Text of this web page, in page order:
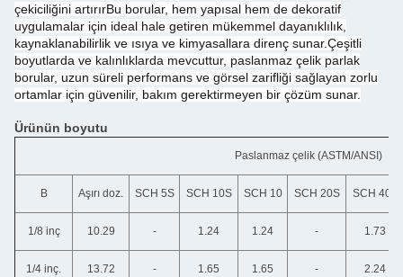
çekiciliğini artırırBu borular, hem yapısal hem de dekoratif
uygulamalar için ideal hale getiren mükemmel dayanıklılık,
kaynaklanabilirlik ve ısıya ve kimyasallara direnç sunar.Çeşitli
boyutlarda ve kalınlıklarda mevcuttur, paslanmaz çelik parlak
borular, uzun süreli performans ve görsel zarifliği sağlayan zorlu
ortamlar için güvenilir, bakım gerektirmeyen bir çözüm sunar.
Ürünün boyutu
Paslanmaz çelik (ASTM/ANSI)
B Aşırı doz. SCH 5S SCH 10S SCH 10 SCH 20S SCH 40S
1/8 inç 10.29 - 1.24 1.24 - 1.73
1/4 inç. 13.72 - 1.65 1.65 - 2.24